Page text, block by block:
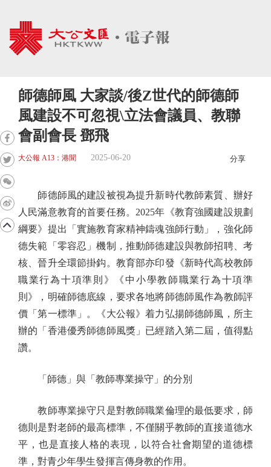
師德師風 大家談/後Z世代的師德師
風建設不可忽視\立法會議員、教聯
會副會長 鄧飛
大公報 A13：港聞 2025-06-20 分享
師德師風的建設被視為提升新時代教師素質、辦好
人民滿意教育的首要任務。2025年《教育強國建設規劃
綱要》提出「實施教育家精神鑄魂強師行動」，強化師
德失範「零容忍」機制，推動師德建設與教師招聘、考
核、晉升全環節掛鈎。教育部亦印發《新時代高校教師
職業行為十項準則》《中小學教師職業行為十項準
則》，明確師德底線，要求各地將師德師風作為教師評
價「第一標準」。《大公報》着力弘揚師德師風，所主
辦的「香港優秀師德師風獎」已經踏入第二屆，值得點
讚。
「師德」與「教師專業操守」的分別
教師專業操守只是對教師職業倫理的最低要求，師
德則是對老師的最高標準，不僅關乎教師的直接道德水
平，也是直接人格的表現，以符合社會期望的道德標
準，對青少年學生發揮言傳身教的作用。